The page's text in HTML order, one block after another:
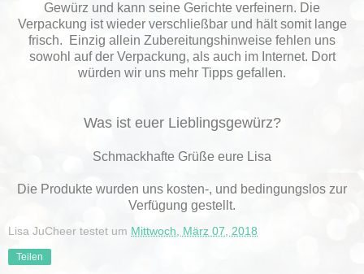
Gewürz und kann seine Gerichte verfeinern. Die
Verpackung ist wieder verschließbar und hält somit lange
frisch. Einzig allein Zubereitungshinweise fehlen uns
sowohl auf der Verpackung, als auch im Internet. Dort
würden wir uns mehr Tipps gefallen.
Was ist euer Lieblingsgewürz?
Schmackhafte Grüße eure Lisa
Die Produkte wurden uns kosten-, und bedingungslos zur
Verfügung gestellt.
Lisa JuCheer testet um Mittwoch, März 07, 2018
Teilen